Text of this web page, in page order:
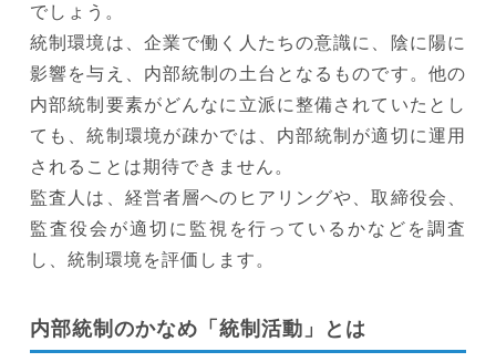
でしょう。
統制環境は、企業で働く人たちの意識に、陰に陽に
影響を与え、内部統制の土台となるものです。他の
内部統制要素がどんなに立派に整備されていたとし
ても、統制環境が疎かでは、内部統制が適切に運用
されることは期待できません。
監査人は、経営者層へのヒアリングや、取締役会、
監査役会が適切に監視を行っているかなどを調査
し、統制環境を評価します。
内部統制のかなめ「統制活動」とは